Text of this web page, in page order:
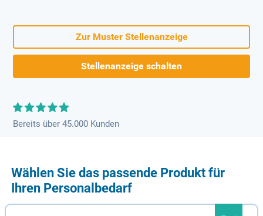
Zur Muster Stellenanzeige
Stellenanzeige schalten
Bereits über 45.000 Kunden
Wählen Sie das passende Produkt für
Ihren Personalbedarf